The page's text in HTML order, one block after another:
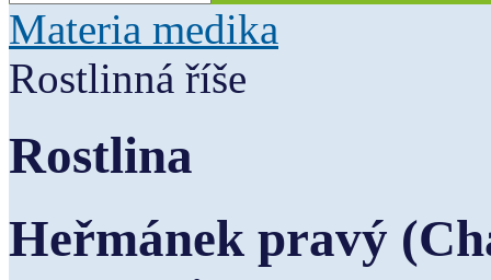
Materia medika
Rostlinná říše
Rostlina
Heřmánek pravý